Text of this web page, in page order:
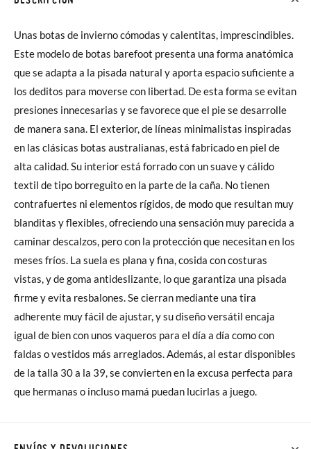
Unas botas de invierno cómodas y calentitas, imprescindibles.
Este modelo de botas barefoot presenta una forma anatómica
que se adapta a la pisada natural y aporta espacio suficiente a
los deditos para moverse con libertad. De esta forma se evitan
presiones innecesarias y se favorece que el pie se desarrolle
de manera sana. El exterior, de líneas minimalistas inspiradas
en las clásicas botas australianas, está fabricado en piel de
alta calidad. Su interior está forrado con un suave y cálido
textil de tipo borreguito en la parte de la caña. No tienen
contrafuertes ni elementos rígidos, de modo que resultan muy
blanditas y flexibles, ofreciendo una sensación muy parecida a
caminar descalzos, pero con la protección que necesitan en los
meses fríos. La suela es plana y fina, cosida con costuras
vistas, y de goma antideslizante, lo que garantiza una pisada
firme y evita resbalones. Se cierran mediante una tira
adherente muy fácil de ajustar, y su diseño versátil encaja
igual de bien con unos vaqueros para el día a día como con
faldas o vestidos más arreglados. Además, al estar disponibles
de la talla 30 a la 39, se convierten en la excusa perfecta para
que hermanas o incluso mamá puedan lucirlas a juego.